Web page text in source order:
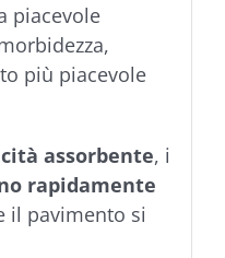
piacevole
più piacevole
assorbente, i
rapidamente
il pavimento si